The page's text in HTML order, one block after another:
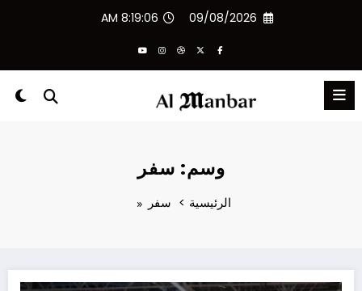
09/08/2026
8:19:06 AM
وسم: سفر
الرئيسية سفر